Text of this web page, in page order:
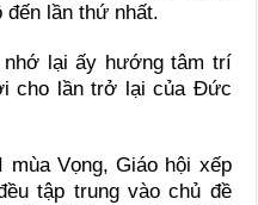
lần thứ nhất.
lại ấy hướng tâm trí
cho lần trở lại của Đức
mùa Vọng, Giáo hội xếp
tập trung vào chủ đề